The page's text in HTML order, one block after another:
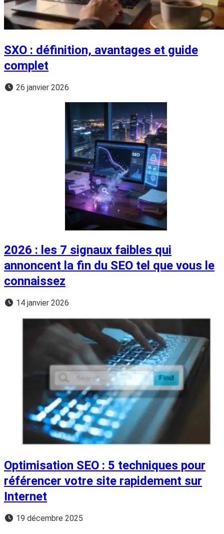
SXO : définition, avantages et guide
complet
26 janvier 2026
2026 : les 7 signaux faibles qui
annoncent la fin du SEO tel que vous le
connaissez
14 janvier 2026
Optimisation SEO : 5 techniques pour
référencer votre site rapidement sur
Internet
19 décembre 2025